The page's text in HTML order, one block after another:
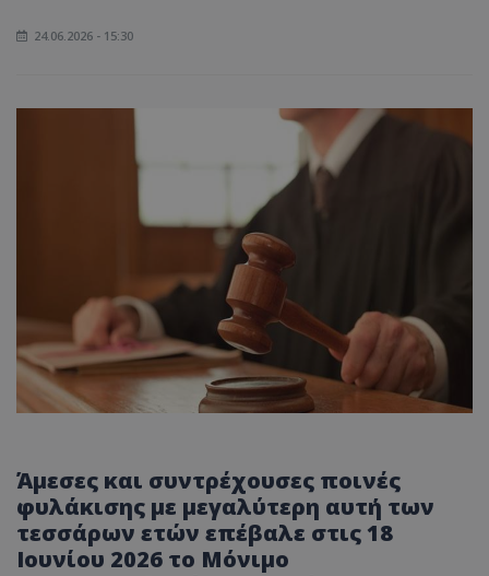
24.06.2026 - 15:30
Άμεσες και συντρέχουσες ποινές
φυλάκισης με μεγαλύτερη αυτή των
τεσσάρων ετών επέβαλε στις 18
Ιουνίου 2026 το Μόνιμο